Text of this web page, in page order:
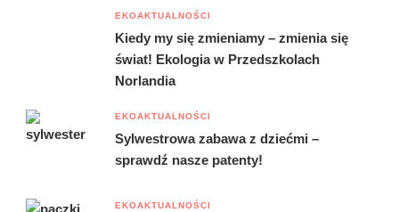
EKOAKTUALNOŚCI
Kiedy my się zmieniamy – zmienia się
świat! Ekologia w Przedszkolach
Norlandia
EKOAKTUALNOŚCI
Sylwestrowa zabawa z dziećmi –
sprawdź nasze patenty!
EKOAKTUALNOŚCI